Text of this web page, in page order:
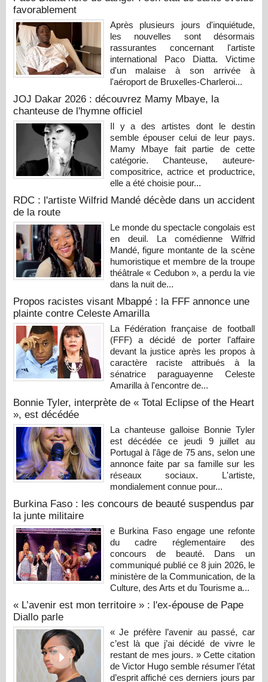
favorablement
Après plusieurs jours d'inquiétude,
les nouvelles sont désormais
rassurantes concernant l'artiste
international Paco Diatta. Victime
d'un malaise à son arrivée à
l'aéroport de Bruxelles-Charleroi...
JOJ Dakar 2026 : découvrez Mamy Mbaye, la
chanteuse de l'hymne officiel
Il y a des artistes dont le destin
semble épouser celui de leur pays.
Mamy Mbaye fait partie de cette
catégorie. Chanteuse, auteure-
compositrice, actrice et productrice,
elle a été choisie pour...
RDC : l'artiste Wilfrid Mandé décède dans un accident
de la route
Le monde du spectacle congolais est
en deuil. La comédienne Wilfrid
Mandé, figure montante de la scène
humoristique et membre de la troupe
théâtrale « Cedubon », a perdu la vie
dans la nuit de...
Propos racistes visant Mbappé : la FFF annonce une
plainte contre Celeste Amarilla
La Fédération française de football
(FFF) a décidé de porter l'affaire
devant la justice après les propos à
caractère raciste attribués à la
sénatrice paraguayenne Celeste
Amarilla à l'encontre de...
Bonnie Tyler, interprète de « Total Eclipse of the Heart
», est décédée
La chanteuse galloise Bonnie Tyler
est décédée ce jeudi 9 juillet au
Portugal à l'âge de 75 ans, selon une
annonce faite par sa famille sur les
réseaux sociaux. L'artiste,
mondialement connue pour...
Burkina Faso : les concours de beauté suspendus par
la junte militaire
e Burkina Faso engage une refonte
du cadre réglementaire des
concours de beauté. Dans un
communiqué publié ce 8 juin 2026, le
ministère de la Communication, de la
Culture, des Arts et du Tourisme a...
« L’avenir est mon territoire » : l'ex-épouse de Pape
Diallo parle
« Je préfère l’avenir au passé, car
c’est là que j’ai décidé de vivre le
restant de mes jours. » Cette citation
de Victor Hugo semble résumer l’état
d’esprit affiché ces derniers jours par